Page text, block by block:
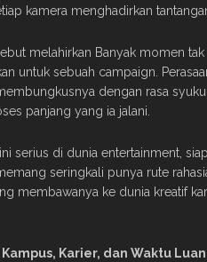
kamera menghadirkan
melahirkan Banyak momen
untuk sebuah campaign.
dengan rasa
panjang yang ia jalani.
serius di dunia entertainment,
seringkali punya rute
membawanya ke dunia kreatif
Karier, dan Waktu